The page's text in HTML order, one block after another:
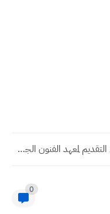
شروط وضوابط التقديم لمعهد الفنون الجميلة للبنات والمستمسكات المطلوبة
0